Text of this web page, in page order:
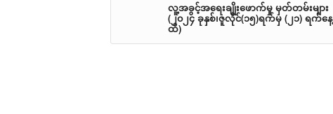
လူ့အခွင့်အရေးချိုးဖောက်မှု မှတ်တမ်းများ
(၂၀၂၄ ခုနှစ်၊ဇူလိုင်(၁၅)ရက်မှ (၂၁) ရက်နေ့
ထိ)